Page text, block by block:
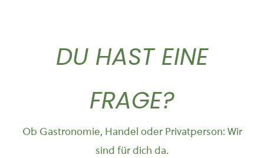
DU HAST EINE
FRAGE?
Ob Gastronomie, Handel oder Privatperson: Wir
sind für dich da.